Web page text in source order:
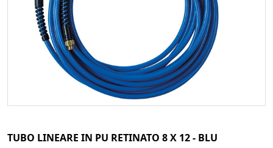
TUBO LINEARE IN PU RETINATO 8 X 12 - BLU